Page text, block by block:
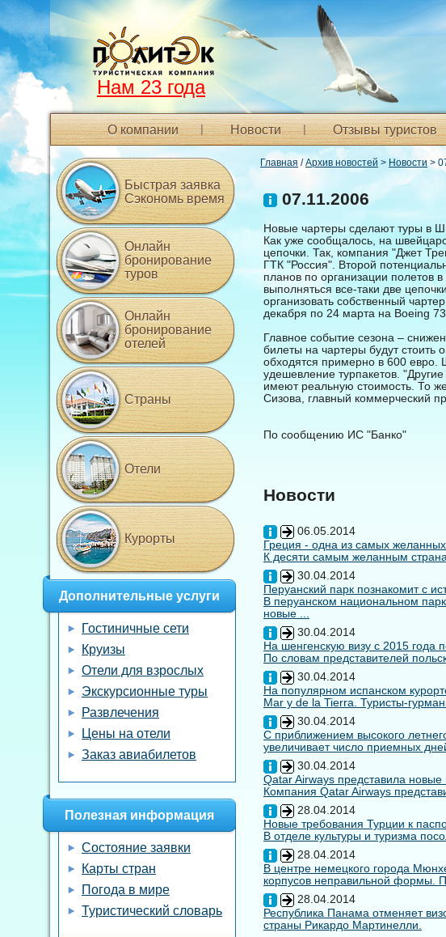
Нам 23 года
О компании Новости Отзывы туристов
Главная /Архив новостей > Новости>
07.11.2006
Новые чартеры сделают туры в
Как уже сообщалось, на
цепочки. Так, компания "Джет
ГТК "Россия". Второй
планов по организации
выполняться все-таки две
организовать собственный
декабря по 24 марта на Boeing
Главное событие сезона –
билеты на чартеры будут стоить
обходятся примерно в 600 евро.
удешевление турпакетов.
имеют реальную стоимость. То
Сизова, главный коммерческий
По сообщению ИС "Банко"
Новости
06.05.2014
Греция - одна из самых желанных
К десяти самым желанным
30.04.2014
Перуанский парк познакомит с
В перуанском национальном
новые ...
30.04.2014
На шенгенскую визу с 2015 года
По словам представителей
30.04.2014
На популярном испанском
Mar y de la Tierra. Туристы-
30.04.2014
С приближением высокого
увеличивает число приемных
30.04.2014
Qatar Airways представила
Компания Qatar Airways
28.04.2014
Новые требования Турции к
В отделе культуры и туризма
28.04.2014
В центре немецкого города
корпусов неправильной формы.
28.04.2014
Республика Панама отменяет
страны Рикардо Мартинелли.
Быстрая заявка
Сэкономь время
Онлайн
бронирование
туров
Онлайн
бронирование
отелей
Страны
Отели
Курорты
Дополнительные услуги
Гостиничные сети
Круизы
Отели для взрослых
Экскурсионные туры
Развлечения
Цены на отели
Заказ авиабилетов
Полезная информация
Состояние заявки
Карты стран
Погода в мире
Туристический словарь